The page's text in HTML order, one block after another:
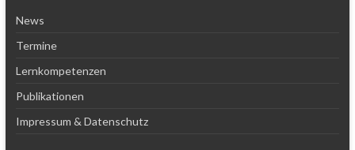
News
Termine
Lernkompetenzen
Publikationen
Impressum & Datenschutz